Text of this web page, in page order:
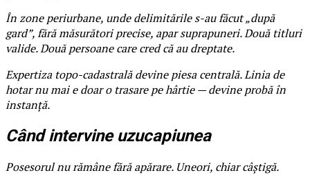
În zone periurbane, unde delimitările s-au făcut „după
gard”, fără măsurători precise, apar suprapuneri. Două titluri
valide. Două persoane care cred că au dreptate.
Expertiza topo-cadastrală devine piesa centrală. Linia de
hotar nu mai e doar o trasare pe hârtie — devine probă în
instanță.
Când intervine uzucapiunea
Posesorul nu rămâne fără apărare. Uneori, chiar câștigă.